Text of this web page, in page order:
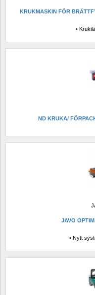
KRUKMASKIN FÖR
•
ND KRUKA/
JAVO
• Nytt